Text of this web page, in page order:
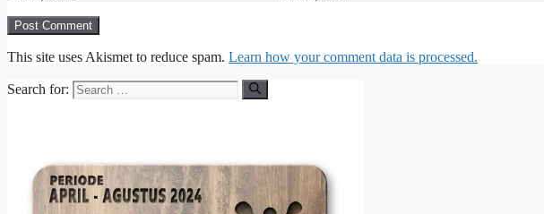
This site uses Akismet to reduce spam. Learn how your comment data is processed.
Search for: